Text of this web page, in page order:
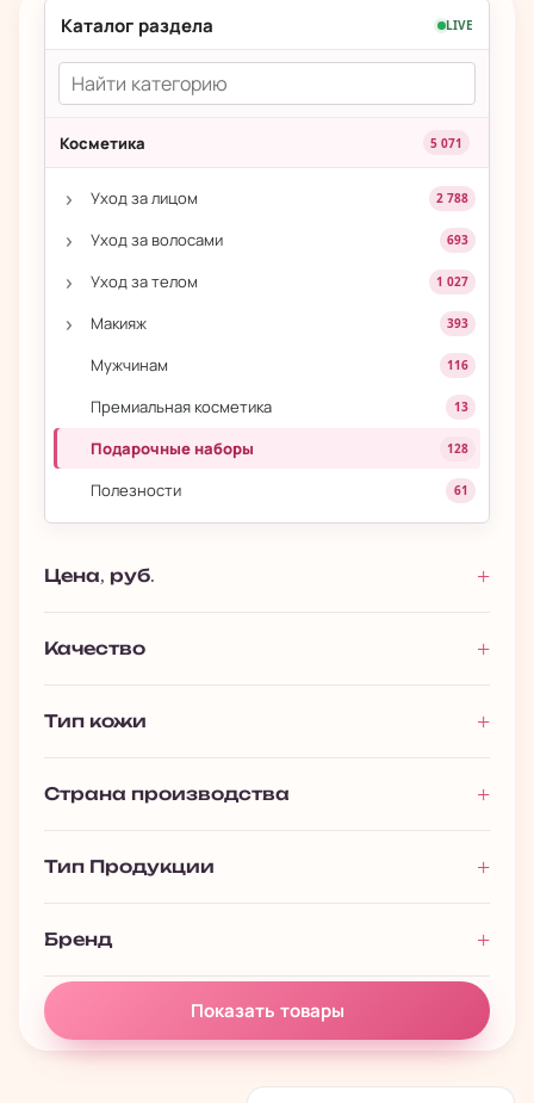
Каталог раздела LIVE
Косметика 5 071
› Уход за лицом 2 788
› Уход за волосами 693
› Уход за телом 1 027
› Макияж 393
Мужчинам 116
Премиальная косметика 13
Подарочные наборы 128
Полезности 61
Цена, руб.
Качество
Тип кожи
Страна производства
Тип Продукции
Бренд
Показать товары